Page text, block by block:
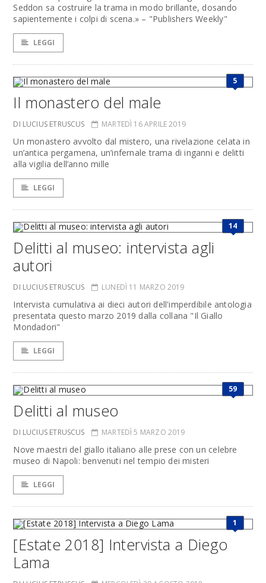
Seddon sa costruire la trama in modo brillante, dosando
sapientemente i colpi di scena.» – "Publishers Weekly"
LEGGI
5
Il monastero del male
DI LUCIUS ETRUSCUS MARTEDÌ 16 APRILE 2019
Un monastero avvolto dal mistero, una rivelazione celata in
un’antica pergamena, un’infernale trama di inganni e delitti
alla vigilia dell’anno mille
LEGGI
14
Delitti al museo: intervista agli
autori
DI LUCIUS ETRUSCUS LUNEDÌ 11 MARZO 2019
Intervista cumulativa ai dieci autori dell'imperdibile antologia
presentata questo marzo 2019 dalla collana "Il Giallo
Mondadori"
LEGGI
59
Delitti al museo
DI LUCIUS ETRUSCUS MARTEDÌ 5 MARZO 2019
Nove maestri del giallo italiano alle prese con un celebre
museo di Napoli: benvenuti nel tempio dei misteri
LEGGI
1
[Estate 2018] Intervista a Diego
Lama